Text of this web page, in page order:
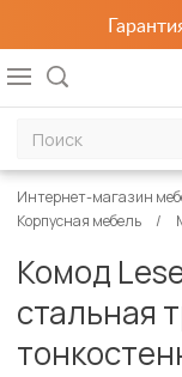
Интернет-магазин
Корпусная мебель
Комод
стальная